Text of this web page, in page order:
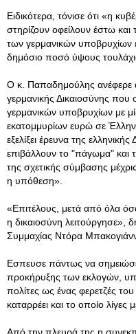
Ειδικότερα, τόνισε ότι «η
στηρίζουν οφείλουν έστω
των γερμανικών υποβρυχίων
δημόσιο ποσό ύψους
Ο κ. Παπαδημούλης ανέφερε
γερμανικής Δικαιοσύνης
γερμανικών υποβρυχίων με
εκατομμυρίων ευρώ σε
εξελίξει έρευνα της
επιβάλλουν το "πάγωμα" και
της σχετικής σύμβασης
η υπόθεση».
«Επιτέλους, μετά από όλα
η δικαιοσύνη λειτούργησε»,
Συμμαχίας Ντόρα
Εσπευσε πάντως να
προκήρυξης των εκλογών,
πολίτες ως ένας φερετζές
καταρρέει και το οποίο